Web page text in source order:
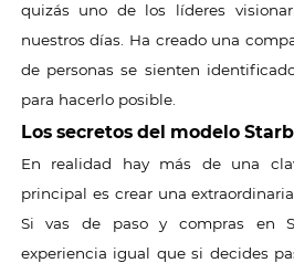
quizás uno de los líderes
nuestros días. Ha creado una
de personas se sienten
para hacerlo posible.
Los secretos del modelo
En realidad hay más de una
principal es crear una
Si vas de paso y compras en
experiencia igual que si decides